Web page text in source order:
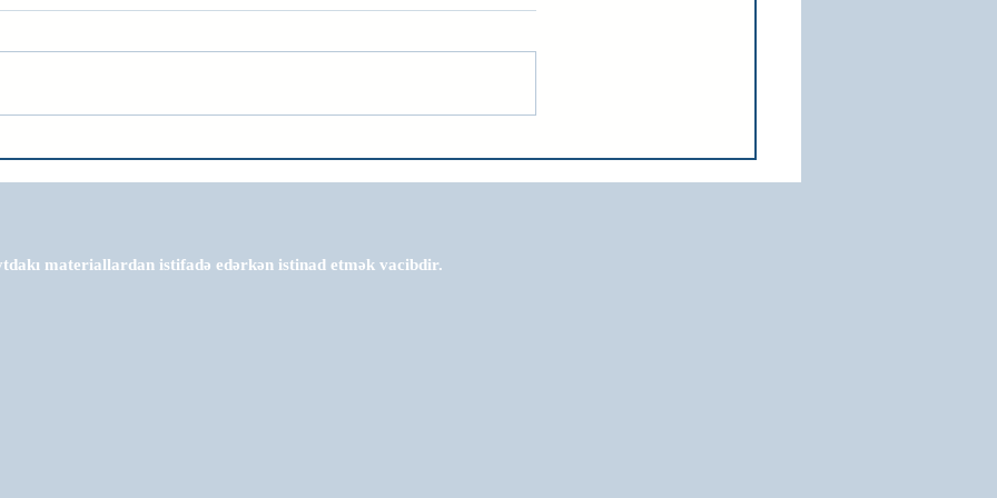
materiallardan istifadə edərkən istinad etmək vacibdir.